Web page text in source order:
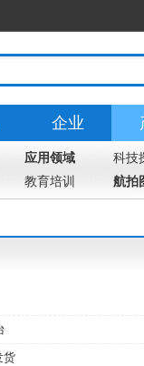
企业
应用领域 科技
教育培训 航拍
货